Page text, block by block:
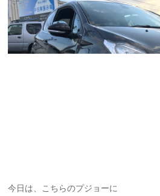
今日は、こちらのプジョーに